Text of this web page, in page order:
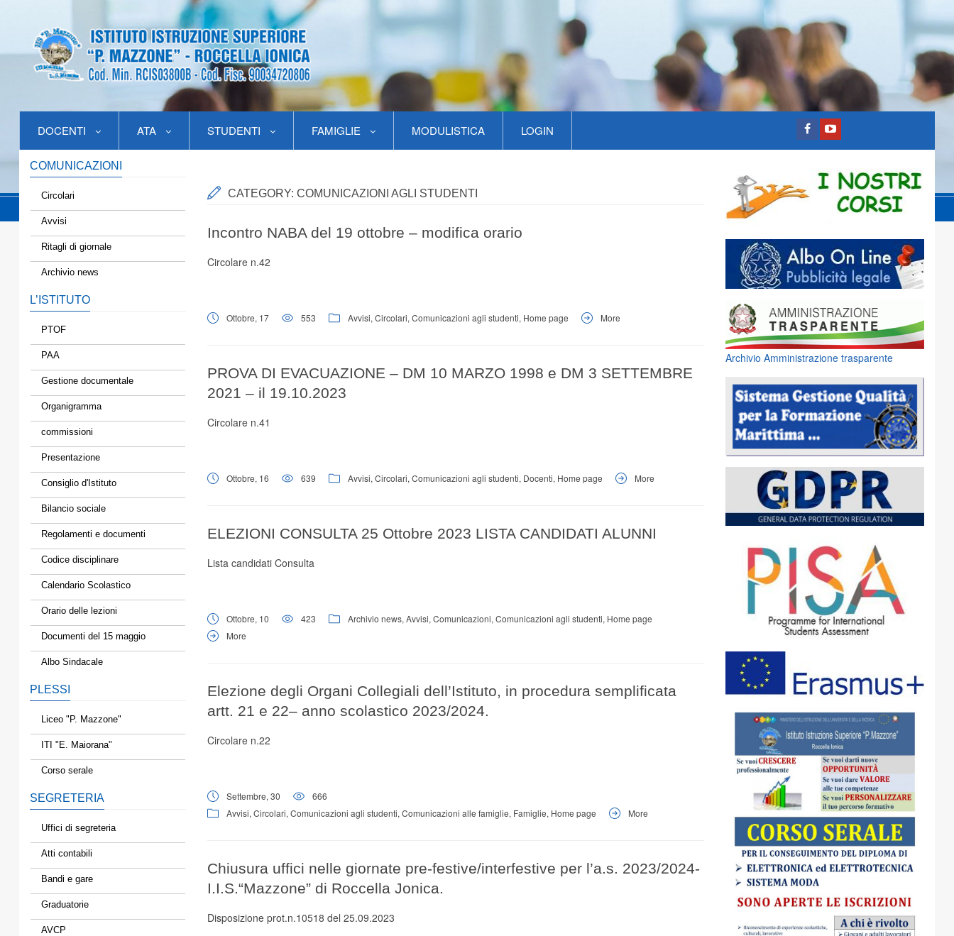
DOCENTI ATA STUDENTI FAMIGLIE MODULISTICA LOGIN
COMUNICAZIONI
Circolari
Avvisi
Ritagli di giornale
Archivio news
L’ISTITUTO
PTOF
PAA
Gestione documentale
Organigramma
commissioni
Presentazione
Consiglio d'Istituto
Bilancio sociale
Regolamenti e documenti
Codice disciplinare
Calendario Scolastico
Orario delle lezioni
Documenti del 15 maggio
Albo Sindacale
PLESSI
Liceo "P. Mazzone"
ITI "E. Maiorana"
Corso serale
SEGRETERIA
Uffici di segreteria
Atti contabili
Bandi e gare
Graduatorie
AVCP
CATEGORY: COMUNICAZIONI AGLI STUDENTI
Incontro NABA del 19 ottobre – modifica orario
Circolare n.42
Ottobre, 17 553 Avvisi, Circolari, Comunicazioni agli studenti, Home page More
PROVA DI EVACUAZIONE – DM 10 MARZO 1998 e DM 3 SETTEMBRE
2021 – il 19.10.2023
Circolare n.41
Ottobre, 16 639 Avvisi, Circolari, Comunicazioni agli studenti, Docenti, Home page More
ELEZIONI CONSULTA 25 Ottobre 2023 LISTA CANDIDATI ALUNNI
Lista candidati Consulta
Ottobre, 10 423 Archivio news, Avvisi, Comunicazioni, Comunicazioni agli studenti, Home page
More
Elezione degli Organi Collegiali dell’Istituto, in procedura semplificata
artt. 21 e 22– anno scolastico 2023/2024.
Circolare n.22
Settembre, 30
666
Avvisi, Circolari, Comunicazioni agli studenti, Comunicazioni alle famiglie, Famiglie, Home page More
Chiusura uffici nelle giornate pre-festive/interfestive per l’a.s. 2023/2024-
I.I.S.“Mazzone” di Roccella Jonica.
Disposizione prot.n.10518 del 25.09.2023
Archivio Amministrazione trasparente